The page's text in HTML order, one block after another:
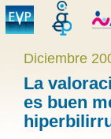
Diciembre
La
es buen